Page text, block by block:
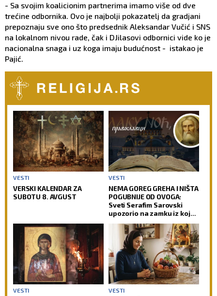
- Sa svojim koalicionim partnerima imamo više od dve
trećine odbornika. Ovo je najbolji pokazatelj da gradjani
prepoznaju sve ono što predsednik Aleksandar Vučić i SNS
na lokalnom nivou rade, čak i DJilasovi odbornici vide ko je
nacionalna snaga i uz koga imaju budućnost - istakao je
Pajić.
VESTI
VERSKI KALENDAR ZA
SUBOTU 8. AVGUST
VESTI
NEMA GOREG GREHA I NIŠTA
POGUBNIJE OD OVOGA:
Sveti Serafim Sarovski
upozorio na zamku iz koje
VESTI VESTI